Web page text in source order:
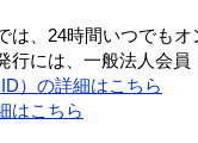
は、24時間いつでも
には、一般法人会員
）の詳細はこちら
はこちら